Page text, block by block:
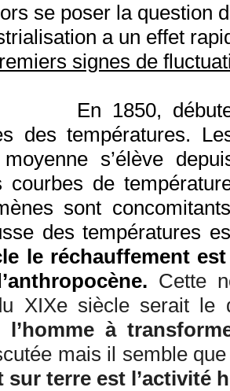
se poser la question
a un effet
signes de
En 1850,
des températures.
moyenne s’élève
courbes de
sont
des températures
le réchauffement
Cette
XIXe siècle serait le
l’homme à
mais il semble
sur terre est l’activité